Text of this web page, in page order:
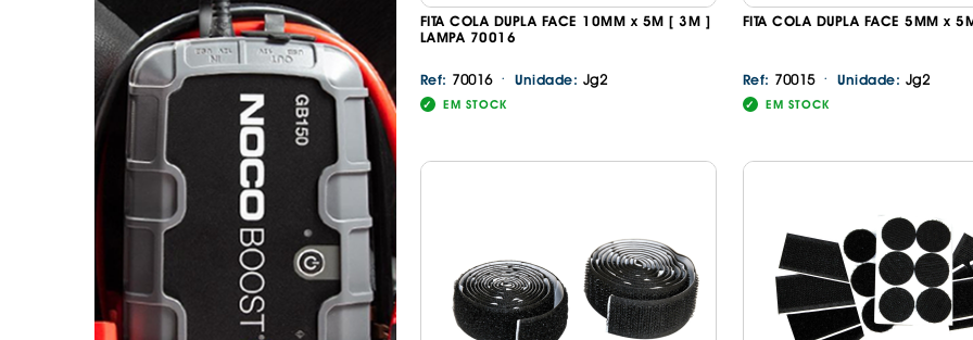
. TAPETES UNIVERSAIS BORRACHA
. TAPETES UNIVERSAIS BORRACHA
MALA
FITA COLA DUPLA FACE 10MM x 5M [ 3M ]
LAMPA 70016
Ref: 70016 · Unidade: Jg2
EM STOCK
FITA COLA DUPLA FACE 5MM x
Ref: 70015 · Unidade: Jg2
EM STOCK